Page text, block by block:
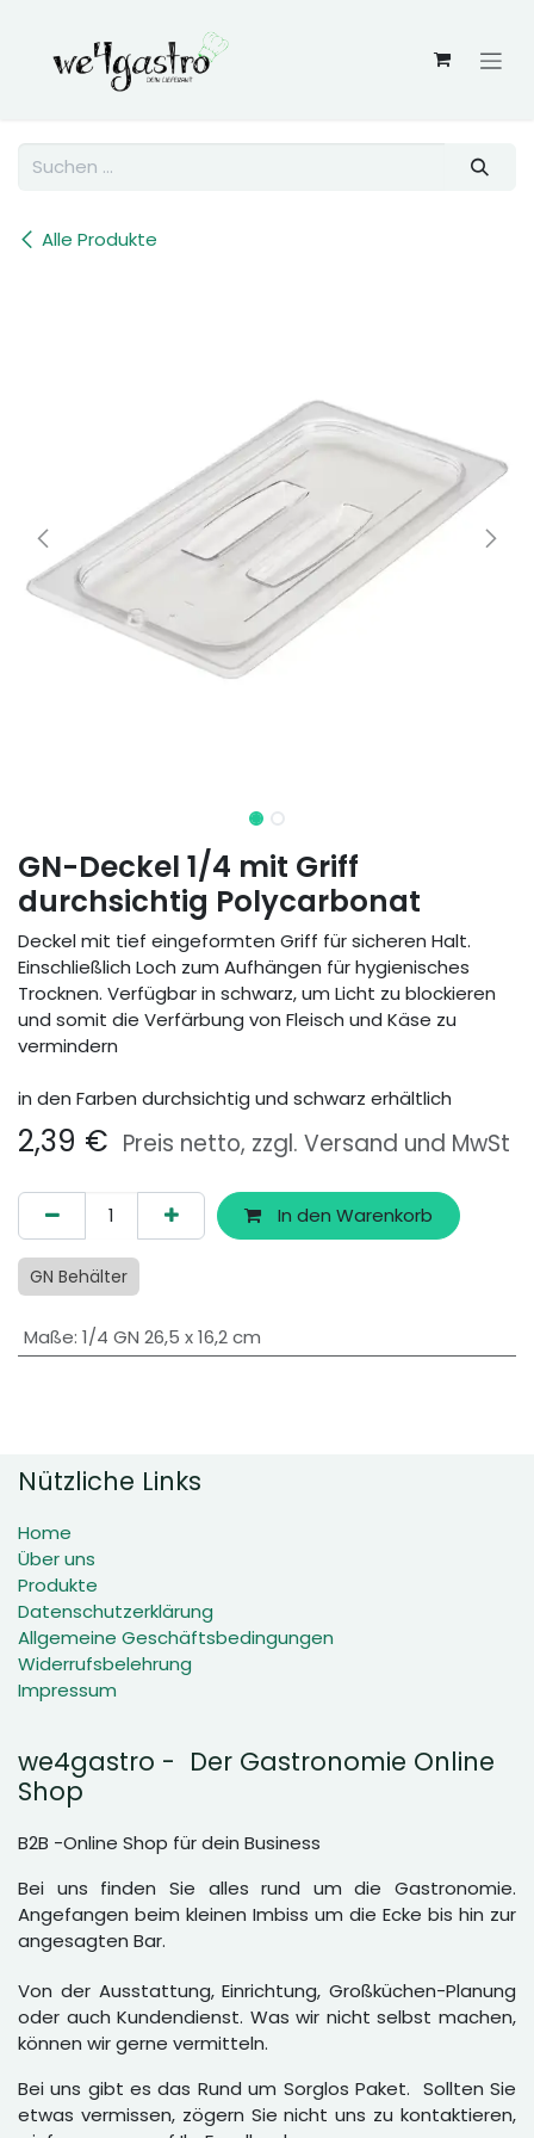
Alle Produkte
GN-Deckel 1/4 mit Griff
durchsichtig Polycarbonat
Deckel mit tief eingeformten Griff für sicheren Halt.
Einschließlich Loch zum Aufhängen für hygienisches
Trocknen. Verfügbar in schwarz, um Licht zu blockieren
und somit die Verfärbung von Fleisch und Käse zu
vermindern
in den Farben durchsichtig und schwarz erhältlich
2,39 € Preis netto, zzgl. Versand und MwSt
In den Warenkorb
GN Behälter
Maße: 1/4 GN 26,5 x 16,2 cm
Nützliche Links
Home
Über uns
Produkte
Datenschutzerklärung
Allgemeine Geschäftsbedingungen
Widerrufsbelehrung
Impressum
we4gastro - Der Gastronomie Online
Shop
B2B -Online Shop für dein Business
Bei uns finden Sie alles rund um die Gastronomie.
Angefangen beim kleinen Imbiss um die Ecke bis hin zur
angesagten Bar.
Von der Ausstattung, Einrichtung, Großküchen-Planung
oder auch Kundendienst. Was wir nicht selbst machen,
können wir gerne vermitteln.
Bei uns gibt es das Rund um Sorglos Paket. Sollten Sie
etwas vermissen, zögern Sie nicht uns zu kontaktieren,